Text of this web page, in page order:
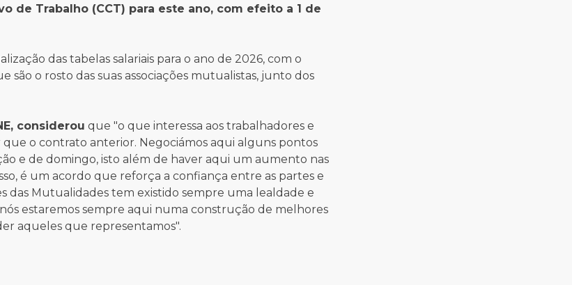
de Trabalho (CCT) para este ano, com efeito a 1 de
das tabelas salariais para o ano de 2026, com o
o rosto das suas associações mutualistas, junto dos
considerou que "o que interessa aos trabalhadores e
o contrato anterior. Negociámos aqui alguns pontos
e de domingo, isto além de haver aqui um aumento nas
é um acordo que reforça a confiança entre as partes e
das Mutualidades tem existido sempre uma lealdade e
estaremos sempre aqui numa construção de melhores
aqueles que representamos".